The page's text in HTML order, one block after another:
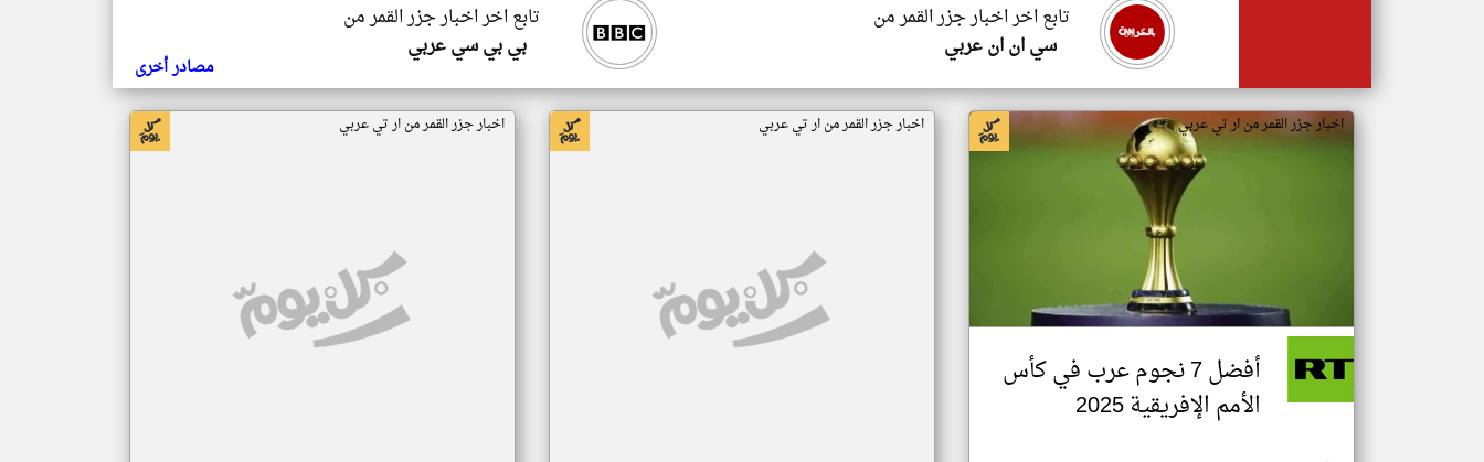
تابع اخر اخبار جزر القمر من
بي بي سي عربي
تابع اخر اخبار جزر القمر من
سي ان ان عربي
مصادر أخرى
اخبار جزر القمر من ار تي عربي
أفضل 7 نجوم عرب في كأس
الأمم الإفريقية 2025
اخبار جزر القمر من ار تي عربي اخبار جزر القمر من ار تي عربي